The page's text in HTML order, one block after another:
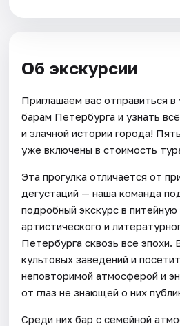
Об экскурсии
Приглашаем вас отправиться в
барам Петербурга и узнать
и злачной истории города!
уже включены в стоимость
Эта прогулка отличается от
дегустаций — наша команда
подробный экскурс в питейную
артистического и
Петербурга сквозь все эпохи.
культовых заведений и
неповторимой атмосферой и
от глаз не знающей о них
Среди них бар с семейной